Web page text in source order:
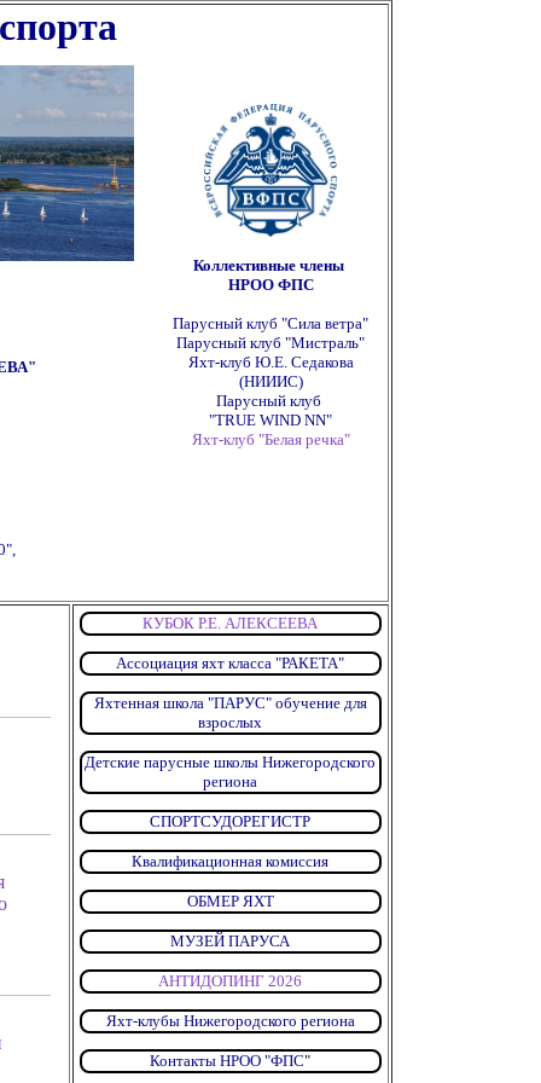
Коллективные члены
НРОО ФПС
Парусный клуб "Сила ветра"
Парусный клуб "Мистраль"
Яхт-клуб Ю.Е. Седакова
(НИИИС)
Парусный клуб
"TRUE WIND NN"
Яхт-клуб "Белая речка"
КУБОК Р.Е. АЛЕКСЕЕВА
Ассоциация яхт класса "РАКЕТА"
Яхтенная школа "ПАРУС" обучение для
взрослых
Детские парусные школы Нижегородского
региона
СПОРТСУДОРЕГИСТР
Квалификационная комиссия
ОБМЕР ЯХТ
МУЗЕЙ ПАРУСА
АНТИДОПИНГ 2026
Яхт-клубы Нижегородского региона
Контакты НРОО "ФПС"